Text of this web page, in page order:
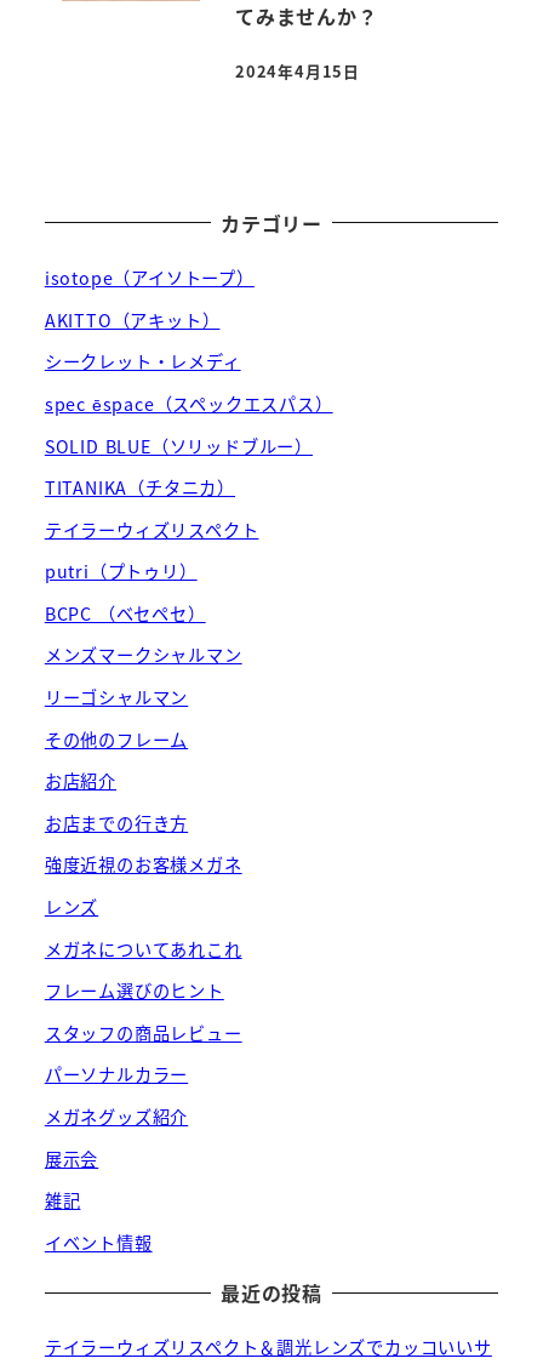
てみませんか？
投稿日
2024年4月15日
カテゴリー
isotope（アイソトープ）
AKITTO（アキット）
シークレット・レメディ
spec ēspace（スペックエスパス）
SOLID BLUE（ソリッドブルー）
TITANIKA（チタニカ）
テイラーウィズリスペクト
putri（プトゥリ）
BCPC （ベセペセ）
メンズマークシャルマン
リーゴシャルマン
その他のフレーム
お店紹介
お店までの行き方
強度近視のお客様メガネ
レンズ
メガネについてあれこれ
フレーム選びのヒント
スタッフの商品レビュー
パーソナルカラー
メガネグッズ紹介
展示会
雑記
イベント情報
最近の投稿
テイラーウィズリスペクト＆調光レンズでカッコいいサ